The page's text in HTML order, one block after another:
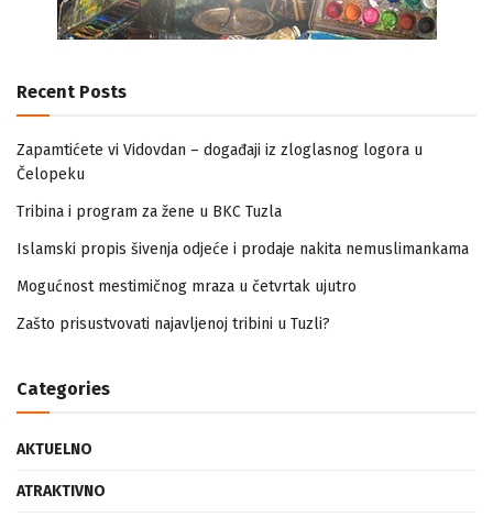
Recent Posts
Zapamtićete vi Vidovdan – događaji iz zloglasnog logora u
Čelopeku
Tribina i program za žene u BKC Tuzla
Islamski propis šivenja odjeće i prodaje nakita nemuslimankama
Mogućnost mestimičnog mraza u četvrtak ujutro
Zašto prisustvovati najavljenoj tribini u Tuzli?
Categories
AKTUELNO
ATRAKTIVNO